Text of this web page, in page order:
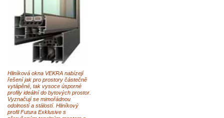
Hliníková okna VEKRA nabízejí
řešení jak pro prostory částečně
vytápěné, tak vysoce úsporné
profily ideální do bytových prostor.
Vyznačují se mimořádnou
odolností a stálostí. Hliníkový
profil Futura Exklusive s